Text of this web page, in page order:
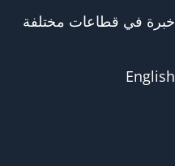
خبرة في قطاعات مختلفة
English